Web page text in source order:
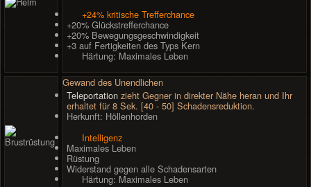
+24% kritische Trefferchance
+20% Glückstrefferchance
+20% Bewegungsgeschwindigkeit
+3 auf Fertigkeiten des Typs Kern
Härtung: Maximales Leben
Gewand des Unendlichen
Teleportation zieht Gegner in direkter Nähe heran und Ihr
erhaltet für 8 Sek. [40 - 50] Schadensreduktion.
Herkunft: Höllenhorden
Intelligenz
Maximales Leben
Rüstung
Widerstand gegen alle Schadensarten
Härtung: Maximales Leben